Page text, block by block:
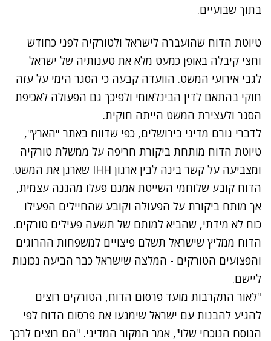
בתוך שבועיים.
טיוטת הדוח שהועברה לישראל ולטורקיה לפני כחודש
וחצי קיבלה באופן כמעט מלא את טענותיה של ישראל
לגבי אירועי המשט. הוועדה קבעה כי הסגר הימי על עזה
חוקי בהתאם לדין הבינלאומי ולפיכך גם הפעולה לאכיפת
הסגר ולעצירת המשט הייתה חוקית.
לדברי גורם מדיני בירושלים, כפי שדווח באתר "הארץ",
טיוטת הדוח מותחת ביקורת חריפה על ממשלת טורקיה
ומצביעה על קשר בינה לבין ארגון IHH שארגן את המשט.
הדוח קובע שלוחמי השייטת אמנם פעלו מהגנה עצמית,
אך מותח ביקורת על הפעולה וקובע שהחיילים הפעילו
כוח לא מידתי, שהביא למותם של תשעה פעילים טורקים.
הדוח ממליץ שישראל תשלם פיצויים למשפחות ההרוגים
והפצועים הטורקים - המלצה שישראל כבר הביעה נכונות
ליישם.
"לאור התקרבות מועד פרסום הדוח, הטורקים רוצים
להגיע להבנות עם ישראל שימנעו את פרסום הדוח לפי
הנוסח הנוכחי שלו", אמר המקור המדיני. "הם רוצים לרכך